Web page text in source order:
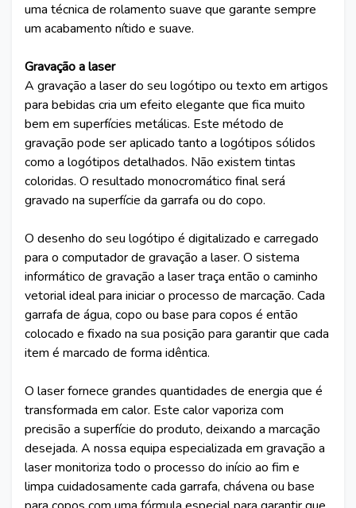
uma técnica de rolamento suave que garante sempre
um acabamento nítido e suave.
Gravação a laser
A gravação a laser do seu logótipo ou texto em artigos
para bebidas cria um efeito elegante que fica muito
bem em superfícies metálicas. Este método de
gravação pode ser aplicado tanto a logótipos sólidos
como a logótipos detalhados. Não existem tintas
coloridas. O resultado monocromático final será
gravado na superfície da garrafa ou do copo.
O desenho do seu logótipo é digitalizado e carregado
para o computador de gravação a laser. O sistema
informático de gravação a laser traça então o caminho
vetorial ideal para iniciar o processo de marcação. Cada
garrafa de água, copo ou base para copos é então
colocado e fixado na sua posição para garantir que cada
item é marcado de forma idêntica.
O laser fornece grandes quantidades de energia que é
transformada em calor. Este calor vaporiza com
precisão a superfície do produto, deixando a marcação
desejada. A nossa equipa especializada em gravação a
laser monitoriza todo o processo do início ao fim e
limpa cuidadosamente cada garrafa, chávena ou base